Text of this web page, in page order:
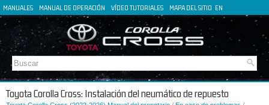
MANUALES MANUAL DE OPERACIÓN VÍDEO TUTORIALES MAPA DEL SITIO EN
FR
IT
Toyota Corolla Cross: Instalación del neumático de repuesto